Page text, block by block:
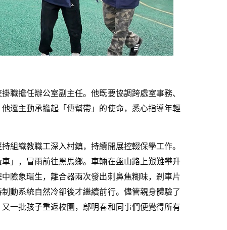
職擔任辦公室副主任。他既要協調跨處室事務、
還主動承擔起「傳幫帶」的使命，悉心指導年輕
組織教職工深入村鎮，持續開展控輟保學工作。
」，冒雨前往黑馬鄉。車輛在盤山路上艱難攀升
險象環生，離合器兩次發出刺鼻焦糊味，剎車片
動系統自然冷卻後才繼續前行。儘管親身體驗了
一批孩子重返校園，鄔明春和同事們便覺得所有